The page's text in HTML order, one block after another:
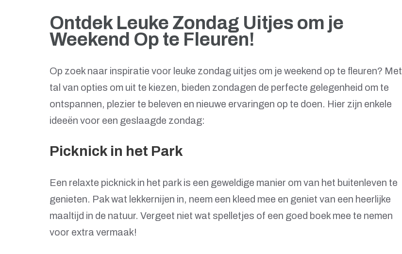
Ontdek Leuke Zondag Uitjes om je
Weekend Op te Fleuren!
Op zoek naar inspiratie voor leuke zondag uitjes om je weekend op te fleuren? Met
tal van opties om uit te kiezen, bieden zondagen de perfecte gelegenheid om te
ontspannen, plezier te beleven en nieuwe ervaringen op te doen. Hier zijn enkele
ideeën voor een geslaagde zondag:
Picknick in het Park
Een relaxte picknick in het park is een geweldige manier om van het buitenleven te
genieten. Pak wat lekkernijen in, neem een kleed mee en geniet van een heerlijke
maaltijd in de natuur. Vergeet niet wat spelletjes of een goed boek mee te nemen
voor extra vermaak!